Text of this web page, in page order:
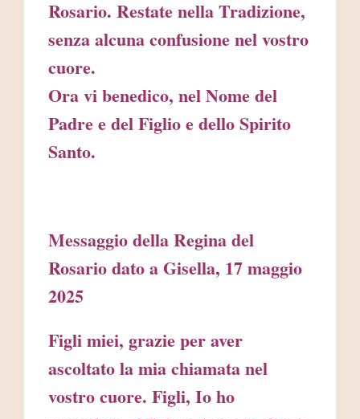
Rosario. Restate nella Tradizione,
senza alcuna confusione nel vostro
cuore.
Ora vi benedico, nel Nome del
Padre e del Figlio e dello Spirito
Santo.
Messaggio della Regina del
Rosario dato a Gisella, 17 maggio
2025
Figli miei, grazie per aver
ascoltato la mia chiamata nel
vostro cuore. Figli, Io ho